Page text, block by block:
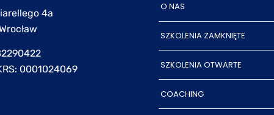
4a
0001024069
O NAS
SZKOLENIA ZAMKNIĘTE
SZKOLENIA OTWARTE
COACHING